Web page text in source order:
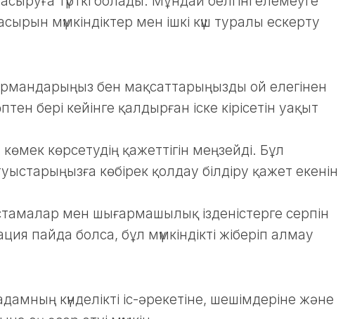
мүмкіндіктер мен ішкі күш туралы ескерту
бен мақсаттарыңызды ой елегінен
бері кейінге қалдырған іске кірісетін уақыт
көрсетудің қажеттігін меңзейді. Бұл
көбірек қолдау білдіру қажет екенін
мен шығармашылық ізденістерге серпін
пайда болса, бұл мүмкіндікті жіберіп алмау
күнделікті іс-әрекетіне, шешімдеріне және